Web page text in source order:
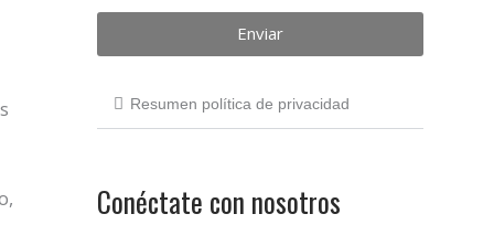
y
política
Enviar
Resumen política de privacidad
Conéctate con nosotros